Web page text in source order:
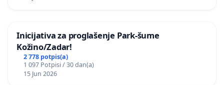
Inicijativa za proglašenje Park-šume
Kožino/Zadar!
2 778 potpis(a)
1 097 Potpisi / 30 dan(a)
15 Jun 2026